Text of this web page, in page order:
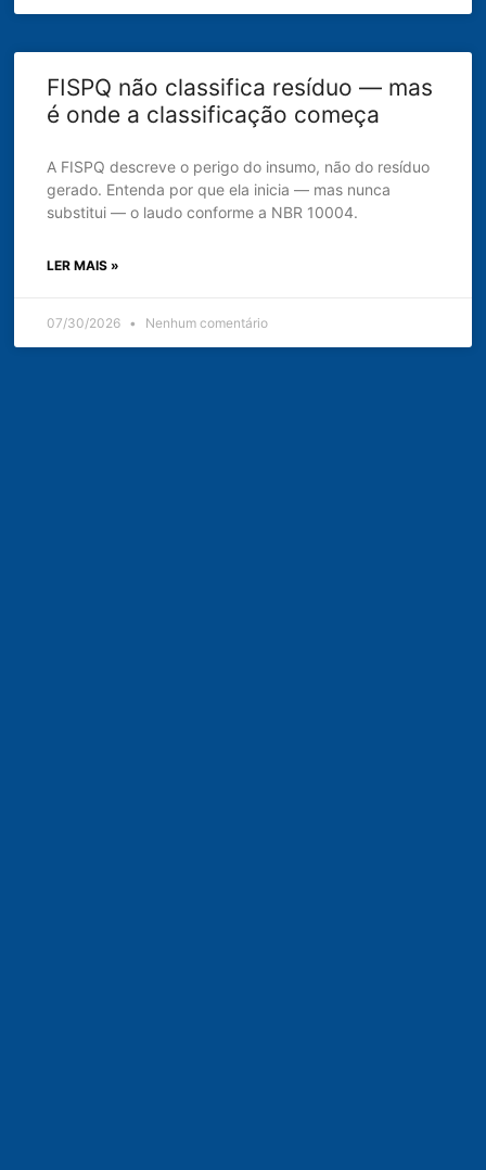
FISPQ não classifica resíduo — mas
é onde a classificação começa
A FISPQ descreve o perigo do insumo, não do resíduo
gerado. Entenda por que ela inicia — mas nunca
substitui — o laudo conforme a NBR 10004.
LER MAIS »
07/30/2026 Nenhum comentário